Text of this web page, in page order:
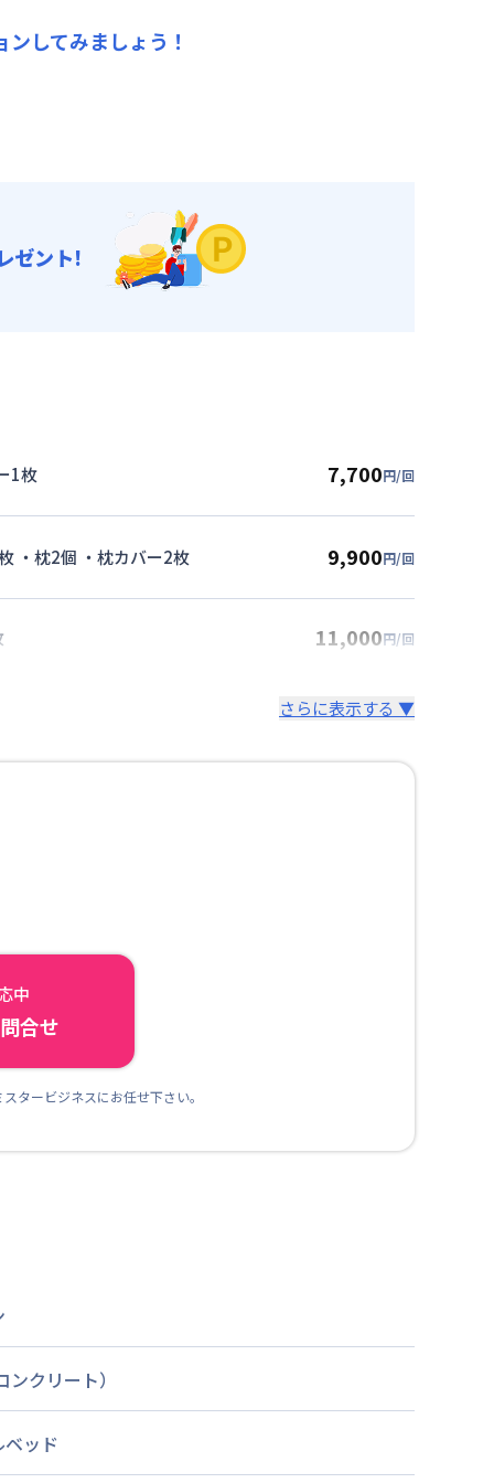
してみましょう！
ゼント!
1枚 7,700円/回
・枕2個 ・枕カバー2枚 9,900円/回
11,000円/回
さらに表示する ▼
中
合せ
タービジネスにお任せ下さい。
ンクリート）
ッド